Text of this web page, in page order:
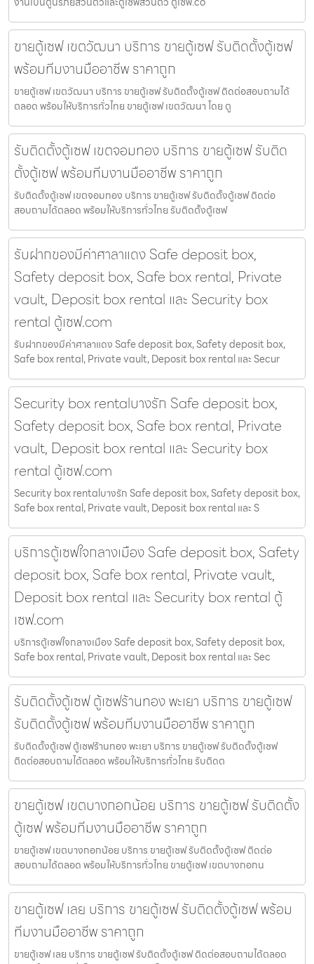
ขายตู้เซฟ เขตวัฒนา บริการ ขายตู้เซฟ รับติดตั้งตู้เซฟ
พร้อมทีมงานมืออาชีพ ราคาถูก
ขายตู้เซฟ เขตวัฒนา บริการ ขายตู้เซฟ รับติดตั้งตู้เซฟ ติดต่อสอบถามได้
ตลอด พร้อมให้บริการทั่วไทย ขายตู้เซฟ เขตวัฒนา โดย ตู
รับติดตั้งตู้เซฟ เขตจอมทอง บริการ ขายตู้เซฟ รับติด
ตั้งตู้เซฟ พร้อมทีมงานมืออาชีพ ราคาถูก
รับติดตั้งตู้เซฟ เขตจอมทอง บริการ ขายตู้เซฟ รับติดตั้งตู้เซฟ ติดต่อ
สอบถามได้ตลอด พร้อมให้บริการทั่วไทย รับติดตั้งตู้เซฟ
รับฝากของมีค่าศาลาแดง Safe deposit box,
Safety deposit box, Safe box rental, Private
vault, Deposit box rental และ Security box
rental ตู้เซฟ.com
รับฝากของมีค่าศาลาแดง Safe deposit box, Safety deposit box,
Safe box rental, Private vault, Deposit box rental และ Secur
Security box rentalบางรัก Safe deposit box,
Safety deposit box, Safe box rental, Private
vault, Deposit box rental และ Security box
rental ตู้เซฟ.com
Security box rentalบางรัก Safe deposit box, Safety deposit box,
Safe box rental, Private vault, Deposit box rental และ S
บริการตู้เซฟใจกลางเมือง Safe deposit box, Safety
deposit box, Safe box rental, Private vault,
Deposit box rental และ Security box rental ตู้
เซฟ.com
บริการตู้เซฟใจกลางเมือง Safe deposit box, Safety deposit box,
Safe box rental, Private vault, Deposit box rental และ Sec
รับติดตั้งตู้เซฟ ตู้เซฟร้านทอง พะเยา บริการ ขายตู้เซฟ
รับติดตั้งตู้เซฟ พร้อมทีมงานมืออาชีพ ราคาถูก
รับติดตั้งตู้เซฟ ตู้เซฟร้านทอง พะเยา บริการ ขายตู้เซฟ รับติดตั้งตู้เซฟ
ติดต่อสอบถามได้ตลอด พร้อมให้บริการทั่วไทย รับติดต
ขายตู้เซฟ เขตบางกอกน้อย บริการ ขายตู้เซฟ รับติดตั้ง
ตู้เซฟ พร้อมทีมงานมืออาชีพ ราคาถูก
ขายตู้เซฟ เขตบางกอกน้อย บริการ ขายตู้เซฟ รับติดตั้งตู้เซฟ ติดต่อ
สอบถามได้ตลอด พร้อมให้บริการทั่วไทย ขายตู้เซฟ เขตบางกอกน
ขายตู้เซฟ เลย บริการ ขายตู้เซฟ รับติดตั้งตู้เซฟ พร้อม
ทีมงานมืออาชีพ ราคาถูก
ขายตู้เซฟ เลย บริการ ขายตู้เซฟ รับติดตั้งตู้เซฟ ติดต่อสอบถามได้ตลอด